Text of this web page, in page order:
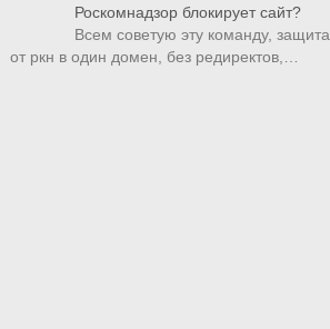
Роскомнадзор блокирует сайт?
Всем советую эту команду, защита
от ркн в один домен, без редиректов,…